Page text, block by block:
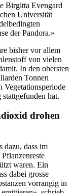
Birgitta Evengard
Universität
der Pandora.»
bisher vor allem
von vielen
In den obersten
Tonnen
Vegetationsperiode
hat.
drohen
dazu, dass im
waren. Ein
dabei grosse
vorrangig in